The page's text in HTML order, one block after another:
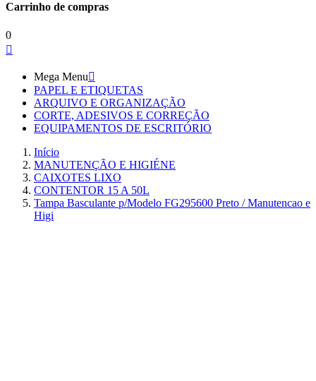
Carrinho de compras
0

Mega Menu
PAPEL E ETIQUETAS
ARQUIVO E ORGANIZAÇÃO
CORTE, ADESIVOS E CORREÇÃO
EQUIPAMENTOS DE ESCRITÓRIO
Início
MANUTENÇÃO E HIGIÉNE
CAIXOTES LIXO
CONTENTOR 15 A 50L
Tampa Basculante p/Modelo FG295600 Preto / Manutencao e
Higi